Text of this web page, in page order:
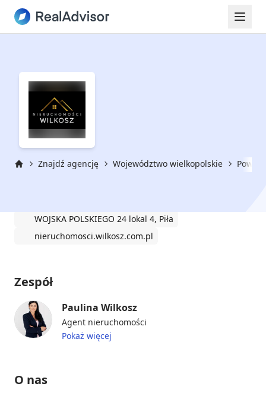
Znajdź agencję Województwo wielkopolskie
WOJSKA POLSKIEGO 24 lokal 4, Piła
nieruchomosci.wilkosz.com.pl
Zespół
Paulina Wilkosz
Agent nieruchomości
Pokaż więcej
O nas